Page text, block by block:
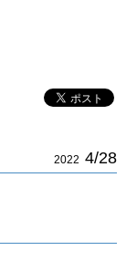
2022 4/28